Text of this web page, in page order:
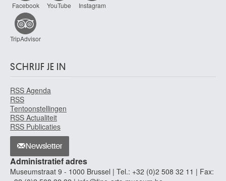
Facebook YouTube Instagram
TripAdvisor
SCHRIJF JE IN
RSS Agenda
RSS
Tentoonstellingen
RSS Actualiteit
RSS Publicaties
Newsletter
Administratief adres
Museumstraat 9 - 1000 Brussel | Tel.: +32 (0)2 508 32 11 | Fax: